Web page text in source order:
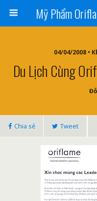
Mỹ Phẩm
04/04/2008 •
Du Lịch Cùng
Chia sẻ Tweet